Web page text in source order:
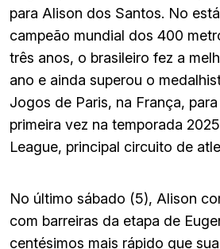
para Alison dos Santos. No
campeão mundial dos 400
três anos, o brasileiro fez a
ano e ainda superou o
Jogos de Paris, na França,
primeira vez na temporada
League, principal circuito de
No último sábado (5), Alison
com barreiras da etapa de
centésimos mais rápido que